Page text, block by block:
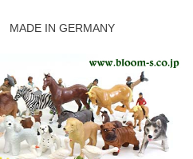
MADE IN GERMANY